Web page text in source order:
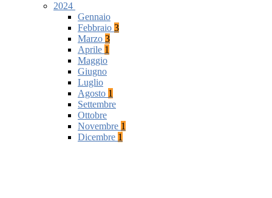
2024
Gennaio
Febbraio 3
Marzo 3
Aprile 1
Maggio
Giugno
Luglio
Agosto 1
Settembre
Ottobre
Novembre 1
Dicembre 1